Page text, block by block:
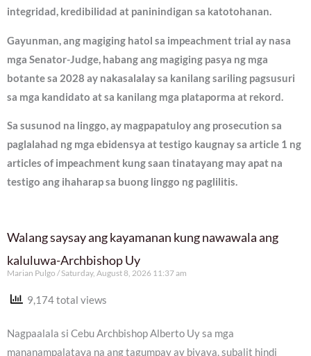
integridad, kredibilidad at paninindigan sa katotohanan.
Gayunman, ang magiging hatol sa impeachment trial ay nasa
mga Senator-Judge, habang ang magiging pasya ng mga
botante sa 2028 ay nakasalalay sa kanilang sariling pagsusuri
sa mga kandidato at sa kanilang mga plataporma at rekord.
Sa susunod na linggo, ay magpapatuloy ang prosecution sa
paglalahad ng mga ebidensya at testigo kaugnay sa article 1 ng
articles of impeachment kung saan tinatayang may apat na
testigo ang ihaharap sa buong linggo ng paglilitis.
Walang saysay ang kayamanan kung nawawala ang
kaluluwa-Archbishop Uy
Marian Pulgo Saturday, August 8, 2026 11:37 am
9,174 total views
Nagpaalala si Cebu Archbishop Alberto Uy sa mga
mananampalataya na ang tagumpay ay biyaya, subalit hindi